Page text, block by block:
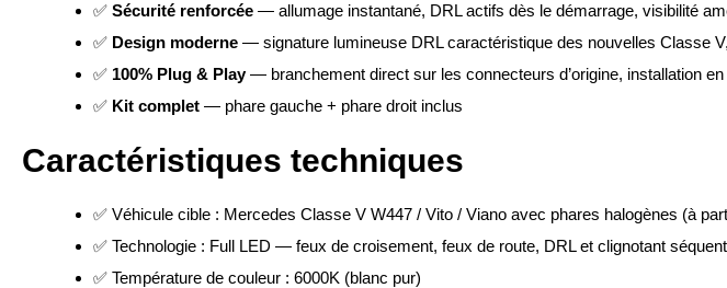
✅ Sécurité renforcée — allumage instantané, DRL actifs dès le démarrage, visibilité
✅ Design moderne — signature lumineuse DRL caractéristique des nouvelles Classe
✅ 100% Plug & Play— branchement direct sur les connecteurs d’origine, installation
✅ Kit complet — phare gauche + phare droit inclus
Caractéristiques techniques
✅ Véhicule cible : Mercedes Classe V W447 / Vito / Viano avec phares halogènes (à
✅ Technologie : Full LED — feux de croisement, feux de route, DRL et clignotant
✅ Température de couleur : 6000K (blanc pur)